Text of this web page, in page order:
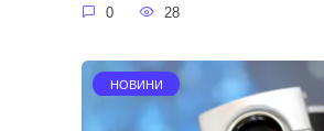
0 28
НОВИНИ